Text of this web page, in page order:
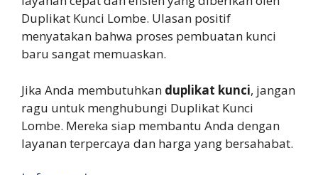
Duplikat Kunci Lombe. Ulasan positif
menyatakan bahwa proses pembuatan kunci
baru sangat memuaskan.
Jika Anda membutuhkan duplikat kunci, jangan
ragu untuk menghubungi Duplikat Kunci
Lombe. Mereka siap membantu Anda dengan
layanan terpercaya dan harga yang bersahabat.